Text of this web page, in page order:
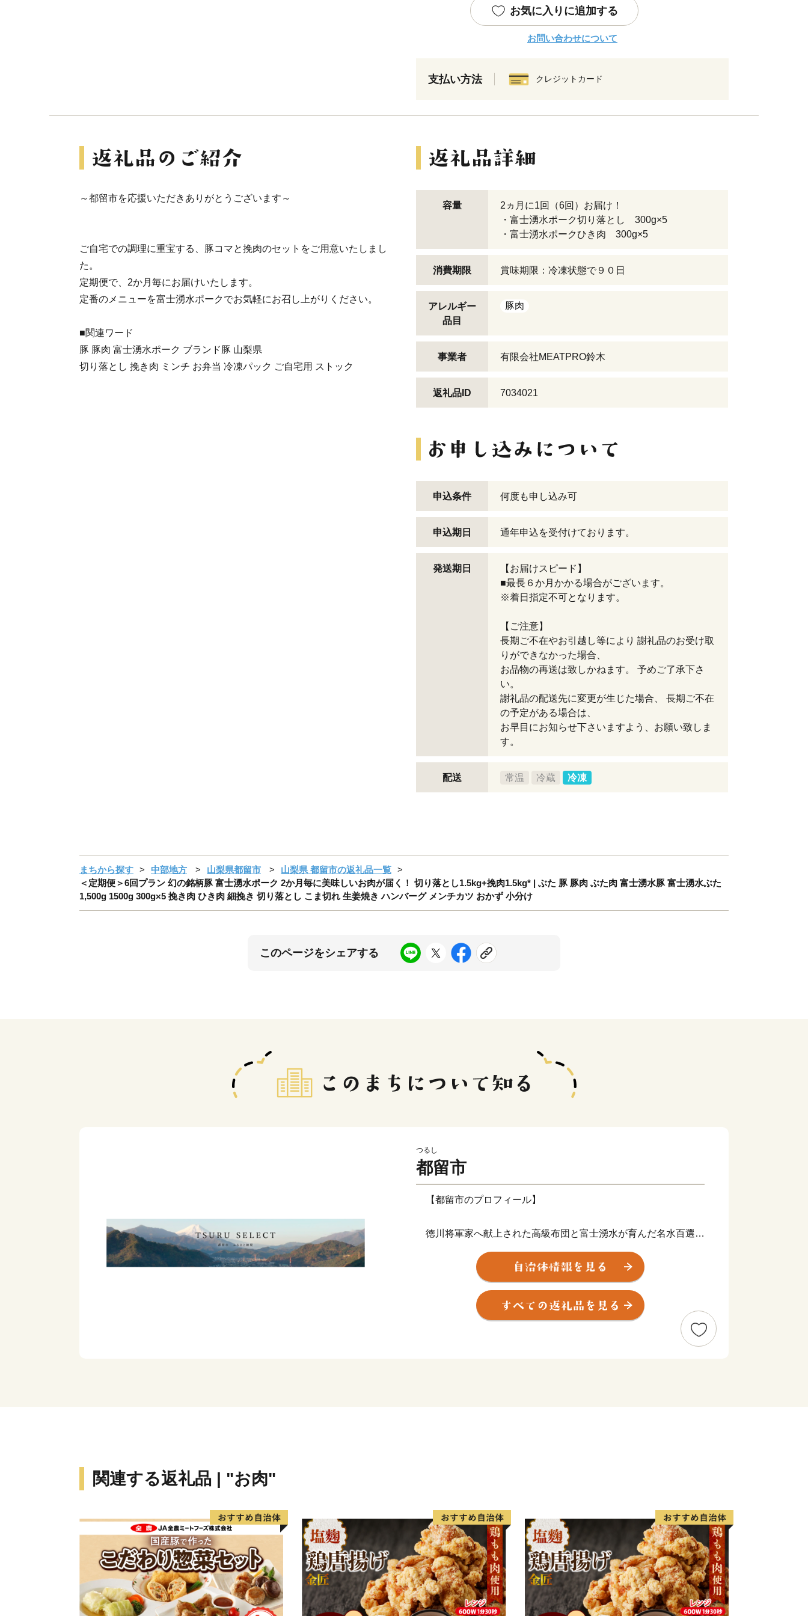
お気に入りに追加する
お問い合わせについて
支払い方法 クレジットカード
～都留市を応援いただきありがとうございます～
ご自宅での調理に重宝する、豚コマと挽肉のセットをご用意いたしまし
た。
定期便で、2か月毎にお届けいたします。
定番のメニューを富士湧水ポークでお気軽にお召し上がりください。
■関連ワード
豚 豚肉 富士湧水ポーク ブランド豚 山梨県
切り落とし 挽き肉 ミンチ お弁当 冷凍パック ご自宅用 ストック
容量
2ヵ月に1回（6回）お届け！
・富士湧水ポーク切り落とし 300g×5
・富士湧水ポークひき肉 300g×5
消費期限 賞味期限：冷凍状態で９０日
アレルギー
品目
豚肉
事業者 有限会社MEATPRO鈴木
返礼品ID 7034021
申込条件 何度も申し込み可
申込期日 通年申込を受付けております。
発送期日
【お届けスピード】
■最長６か月かかる場合がございます。
※着日指定不可となります。
【ご注意】
長期ご不在やお引越し等により 謝礼品のお受け取
りができなかった場合、
お品物の再送は致しかねます。 予めご了承下さ
い。
謝礼品の配送先に変更が生じた場合、 長期ご不在
の予定がある場合は、
お早目にお知らせ下さいますよう、お願い致しま
す。
配送 常温 冷蔵 冷凍
まちから探す 中部地方 山梨県都留市
山梨県 都留市の返礼品一覧
＜定期便＞6回プラン 幻の銘柄豚 富士湧水ポーク 2か月毎に美味しいお肉が届く！ 切り落とし1.5kg+挽肉1.5kg* | ぶた 豚 豚肉 ぶた肉 富士湧水豚 富士湧水ぶた
1,500g 1500g 300g×5 挽き肉 ひき肉 細挽き 切り落とし こま切れ 生姜焼き ハンバーグ メンチカツ おかず 小分け
このページをシェアする
つるし
都留市
【都留市のプロフィール】
徳川将軍家へ献上された高級布団と富士湧水が育んだ名水百選の
清らかで豊富な富士山湧水が旨味を追及した上質な特産品を育み
古来より盛んな伝統織物は、高級羽毛布団として全国トップクラ
出演は都留市出身の白須慶子さん。
●都留CM第２弾「都留の読み方を覚えてもらおう編」
●都留CM第３弾「第二の人生編」
都留市に移住してきた夫婦編
関連する返礼品 | "お肉"